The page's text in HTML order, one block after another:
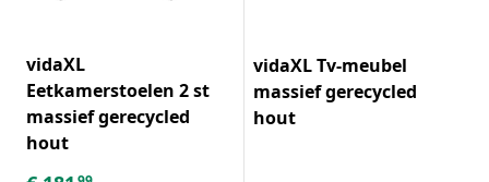
vidaXL
Eetkamerstoelen 2 st
massief gerecycled
hout
vidaXL Tv-meubel
massief gerecycled
hout